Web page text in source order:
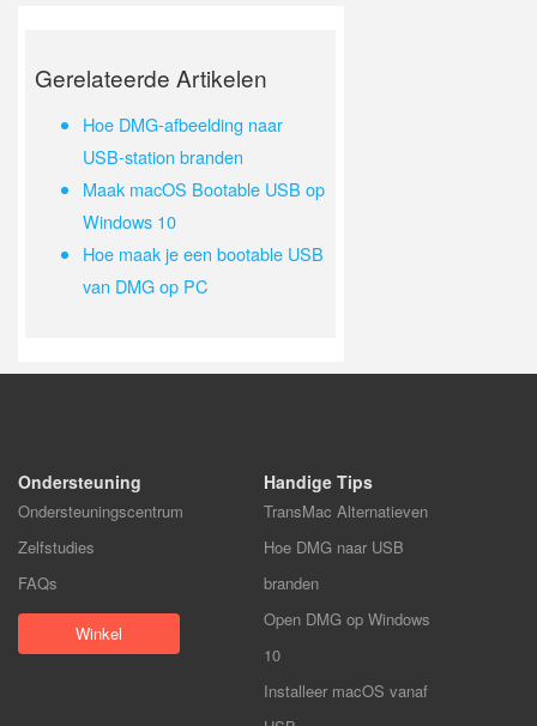
Gerelateerde Artikelen
Hoe DMG-afbeelding naar
USB-station branden
Maak macOS Bootable USB op
Windows 10
Hoe maak je een bootable USB
van DMG op PC
Ondersteuning
Ondersteuningscentrum
Zelfstudies
FAQs
Winkel
Handige Tips
TransMac Alternatieven
Hoe DMG naar USB
branden
Open DMG op Windows
10
Installeer macOS vanaf